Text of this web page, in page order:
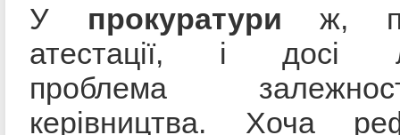
У прокуратури ж,
атестації, і досі
проблема
керівництва. Хоча